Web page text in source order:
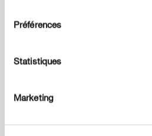
Préférences
Statistiques
Marketing
Vous pourrez créer une